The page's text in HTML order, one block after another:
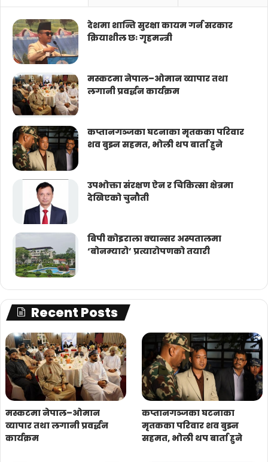
देशमा शान्ति सुरक्षा कायम गर्न सरकार
क्रियाशील छः गृहमन्त्री
मस्कटमा नेपाल–ओमान व्यापार तथा
लगानी प्रवर्द्धन कार्यक्रम
कप्तानगञ्जका घटनाका मृतकका परिवार
शव बुझ्न सहमत, भोली थप बार्ता हुने
उपभोक्ता संरक्षण ऐन र चिकित्सा क्षेत्रमा
देखिएको चुनौती
बिपी कोइराला क्यान्सर अस्पतालमा
‘बोनम्यारो’ प्रत्यारोपणको तयारी
Recent Posts
मस्कटमा नेपाल–ओमान
व्यापार तथा लगानी प्रवर्द्धन
कार्यक्रम
कप्तानगञ्जका घटनाका
मृतकका परिवार शव बुझ्न
सहमत, भोली थप बार्ता हुने